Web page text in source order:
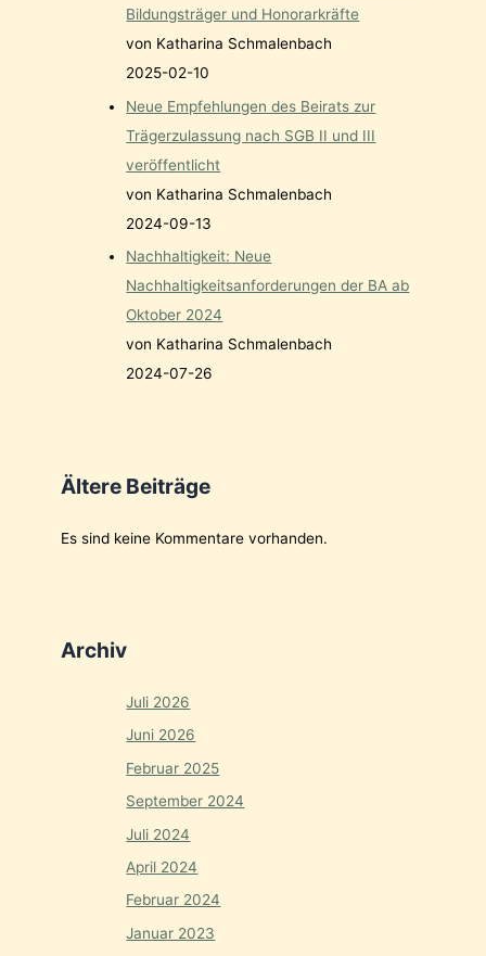
Bildungsträger und Honorarkräfte
von Katharina Schmalenbach
2025-02-10
Neue Empfehlungen des Beirats zur
Trägerzulassung nach SGB II und III
veröffentlicht
von Katharina Schmalenbach
2024-09-13
Nachhaltigkeit: Neue
Nachhaltigkeitsanforderungen der BA ab
Oktober 2024
von Katharina Schmalenbach
2024-07-26
Ältere Beiträge
Es sind keine Kommentare vorhanden.
Archiv
Juli 2026
Juni 2026
Februar 2025
September 2024
Juli 2024
April 2024
Februar 2024
Januar 2023